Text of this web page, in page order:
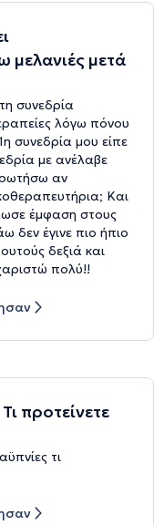
μελανιές μετά
συνεδρία
λόγω πόνου
συνεδρία μου είπε
με ανέλαβε
αν
Και
έμφαση στους
δεν έγινε πιο ήπιο
δεξιά και
πολύ!!
προτείνετε
τι